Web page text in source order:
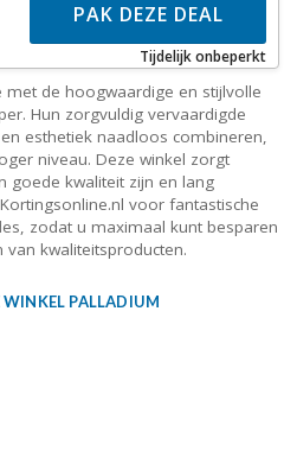
PAK DEZE DEAL
Tijdelijk onbeperkt
de hoogwaardige en stijlvolle
Hun zorgvuldig vervaardigde
esthetiek naadloos combineren,
niveau. Deze winkel zorgt
goede kwaliteit zijn en lang
voor fantastische
zodat u maximaal kunt besparen
kwaliteitsproducten.
WINKEL PALLADIUM